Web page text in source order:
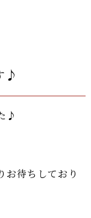
♪
♪
お待ちしており